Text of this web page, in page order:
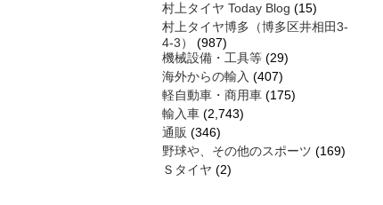
村上タイヤ Today Blog (15)
村上タイヤ博多（博多区井相田3-
4-3）
(987)
機械設備・工具等 (29)
海外からの輸入 (407)
軽自動車・商用車 (175)
輸入車 (2,743)
通販 (346)
野球や、その他のスポーツ (169)
Ｓタイヤ (2)